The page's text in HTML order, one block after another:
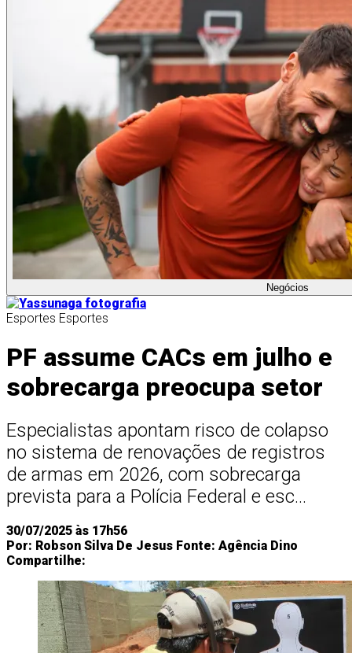
Negócios
Esportes Esportes
PF assume CACs em julho e
sobrecarga preocupa setor
Especialistas apontam risco de colapso
no sistema de renovações de registros
de armas em 2026, com sobrecarga
prevista para a Polícia Federal e esc...
30/07/2025 às 17h56
Por: Robson Silva De Jesus Fonte: Agência Dino
Compartilhe: